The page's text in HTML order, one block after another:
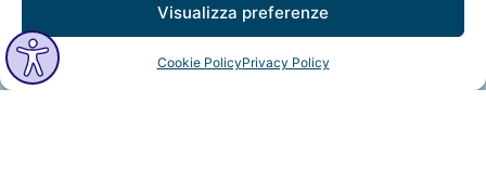
Visualizza preferenze
Cookie PolicyPrivacy Policy